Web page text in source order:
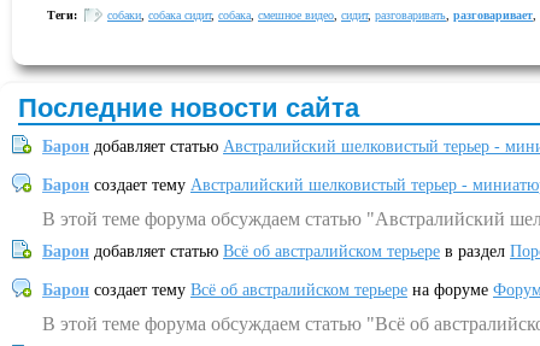
Теги: собаки собака сидит, собака смешное видео сидит, разговаривать разговаривает
Последние новости сайта
Барон добавляет статью Австралийский шелковистый терьер -
Барон создает тему Австралийский шелковистый терьер -
В этой теме форума обсуждаем статью "Австралийский
Барон добавляет статью Всё об австралийском терьере в раздел
Барон создает тему Всё об австралийском терьере на форуме
В этой теме форума обсуждаем статью "Всё об